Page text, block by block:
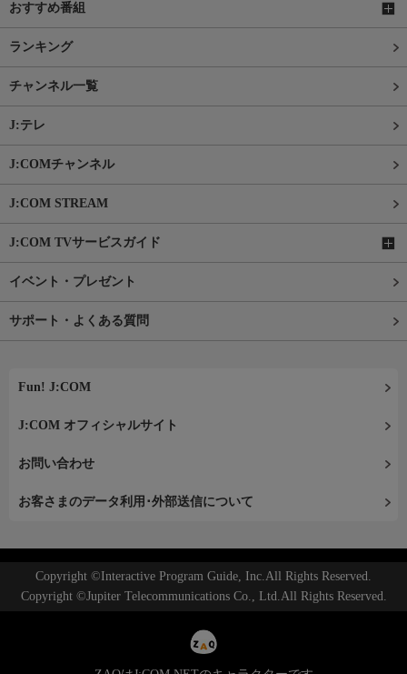
おすすめ番組
ランキング
チャンネル一覧
J:テレ
J:COMチャンネル
J:COM STREAM
J:COM TVサービスガイド
イベント・プレゼント
サポート・よくある質問
Fun! J:COM
J:COM オフィシャルサイト
お問い合わせ
お客さまのデータ利用･外部送信について
Copyright ©Interactive Program Guide, Inc.All Rights Reserved.
Copyright ©Jupiter Telecommunications Co., Ltd.All Rights Reserved.